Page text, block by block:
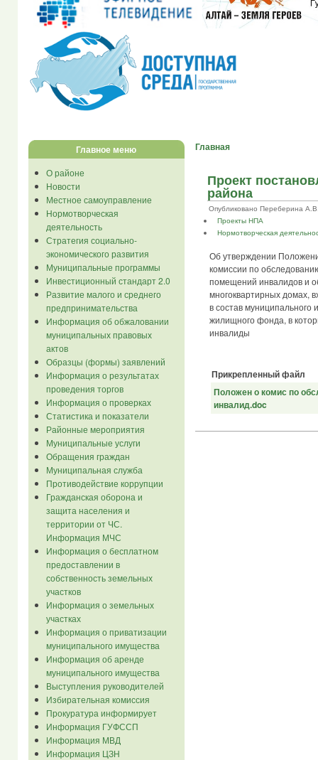
Главное меню
О районе
Новости
Местное самоуправление
Нормотворческая
деятельность
Стратегия социально-
экономического развития
Муниципальные программы
Инвестиционный стандарт 2.0
Развитие малого и среднего
предпринимательства
Информация об обжаловании
муниципальных правовых
актов
Образцы (формы) заявлений
Информация о результатах
проведения торгов
Информация о проверках
Статистика и показатели
Районные мероприятия
Муниципальные услуги
Обращения граждан
Муниципальная служба
Противодействие коррупции
Гражданская оборона и
защита населения и
территории от ЧС.
Информация МЧС
Информация о бесплатном
предоставлении в
собственность земельных
участков
Информация о земельных
участках
Информация о приватизации
муниципального имущества
Информация об аренде
муниципального имущества
Выступления руководителей
Избирательная комиссия
Прокуратура информирует
Информация ГУФССП
Информация МВД
Информация ЦЗН
Главная
Проект
района
Опубликовано Переберина А.В.
Проекты НПА
Нормотворческая
Об утверждении
комиссии по
помещений инвалидов и
многоквартирных домах,
в состав муниципального
жилищного фонда, в
инвалиды
Прикрепленный файл
Положен о комис по
инвалид.doc